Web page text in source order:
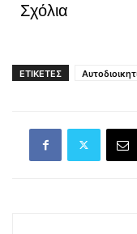
Σχόλια
ΕΤΙΚΕΤΕΣ